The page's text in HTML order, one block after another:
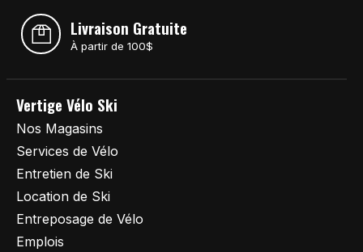
Livraison Gratuite
À partir de 100$
Vertige Vélo Ski
Nos Magasins
Services de Vélo
Entretien de Ski
Location de Ski
Entreposage de Vélo
Emplois